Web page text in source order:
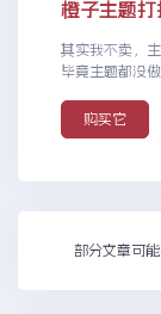
橙子主题打
其实我不卖，
毕竟主题都没
购买它
部分文章可